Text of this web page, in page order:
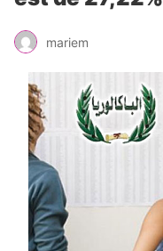
mariem